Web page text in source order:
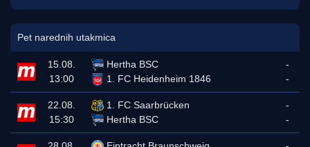
Pet narednih utakmica
15.08.
13:00
Hertha BSC
1. FC Heidenheim 1846
-
-
22.08.
15:30
1. FC Saarbrücken
Hertha BSC
-
-